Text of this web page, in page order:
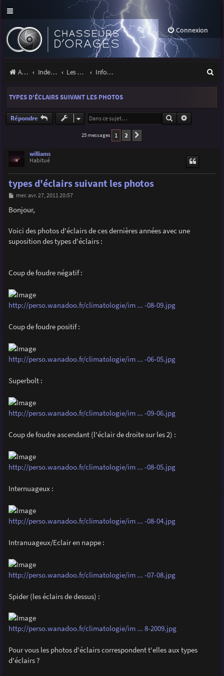
Connexion
Accueil Index du forum Les orages Infos, projets et liens utiles à la communauté
e
h
TYPES D'ÉCLAIRS SUIVANT LES PHOTOS
Répondre Rechercher
25 messages 1 2
williams
Habitué
types d'éclairs suivant les photos
M
s
s
g
e
mer. avr. 27, 2011 20:57
Bonjour,
Voici des photos d'éclairs de ces dernières années avec une
suposition des types d'éclairs :
Coup de foudre négatif :
http://perso.wanadoo.fr/climatologie/im ... -08-09.jpg
Coup de foudre positif :
http://perso.wanadoo.fr/climatologie/im ... -06-05.jpg
Superbolt :
http://perso.wanadoo.fr/climatologie/im ... -09-06.jpg
Coup de foudre ascendant (l'éclair de droite sur les 2) :
http://perso.wanadoo.fr/climatologie/im ... -08-05.jpg
Internuageux :
http://perso.wanadoo.fr/climatologie/im ... -08-04.jpg
Intranuageux/Eclair en nappe :
http://perso.wanadoo.fr/climatologie/im ... -07-08.jpg
Spider (les éclairs de dessus) :
http://perso.wanadoo.fr/climatologie/im ... 8-2009.jpg
Pour vous les photos d'éclairs correspondent t'elles aux types
d'éclairs ?